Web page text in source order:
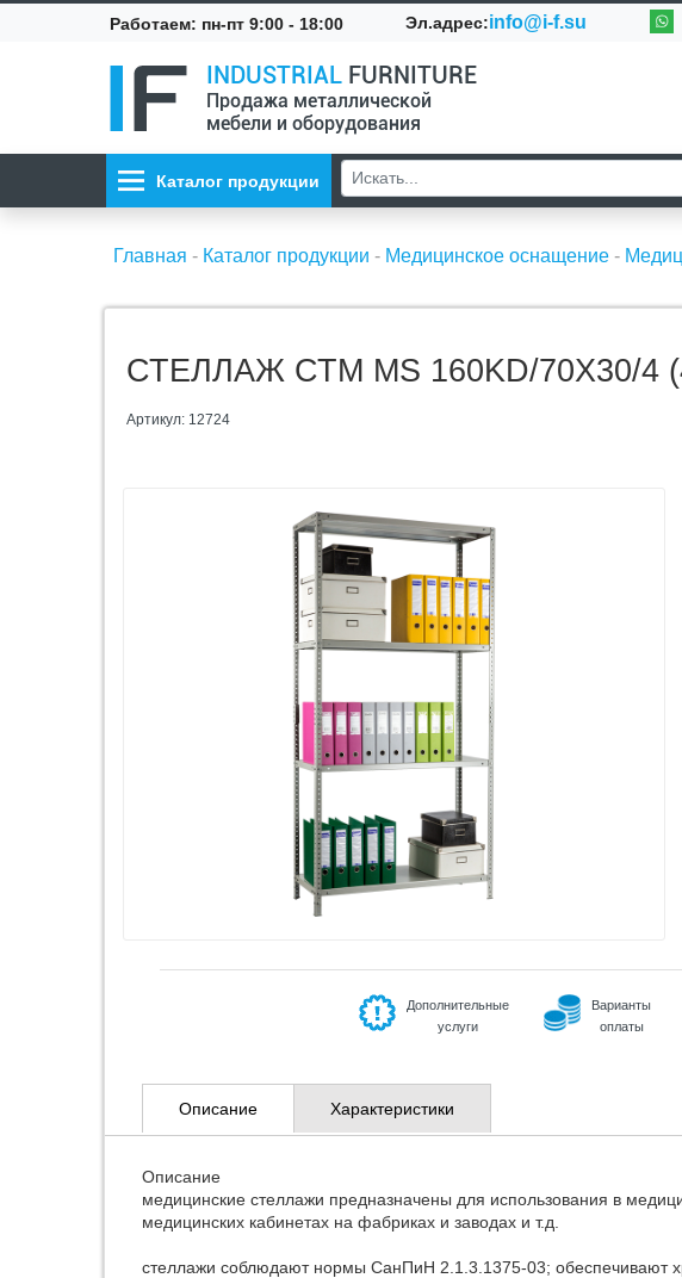
Работаем: пн-пт 9:00 - 18:00 Эл.адрес:info@i-f.su
INDUSTRIAL FURNITURE
Продажа металлической
мебели и оборудования
Каталог продукции
Главная - Каталог продукции - Медицинское оснащение -
СТЕЛЛАЖ СТМ MS 160KD/70Х30/4
Артикул: 12724
Дополнительные
услуги
Варианты
оплаты
Описание Характеристики
Описание
медицинские стеллажи предназначены для использования в
медицинских кабинетах на фабриках и заводах и т.д.
стеллажи соблюдают нормы СанПиН 2.1.3.1375-03; обеспечивают